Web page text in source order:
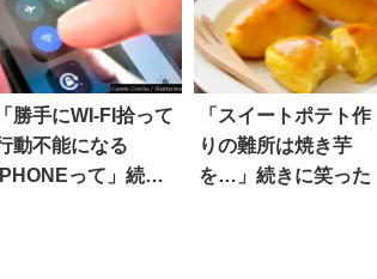
「勝手にWI-FI拾って
動不能になる
IPHONEって」続き
「スイートポテト作
りの難所は焼き芋
を…」続きに笑った